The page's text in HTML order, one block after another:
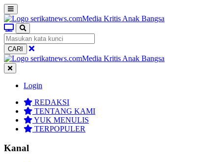
CARI
Login
REDAKSI
TENTANG KAMI
YUK MENULIS
TERPOPULER
Kanal